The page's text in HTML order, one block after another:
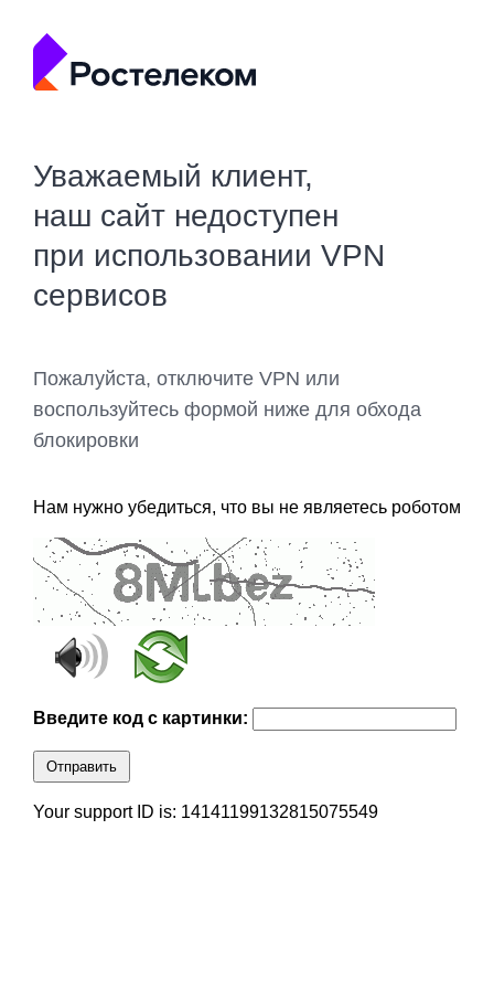
Уважаемый клиент,
наш сайт недоступен
при использовании VPN
сервисов
Пожалуйста, отключите VPN или
воспользуйтесь формой ниже для обхода
блокировки
Нам нужно убедиться, что вы не являетесь роботом
Введите код с картинки:
Отправить
Your support ID is: 14141199132815075549